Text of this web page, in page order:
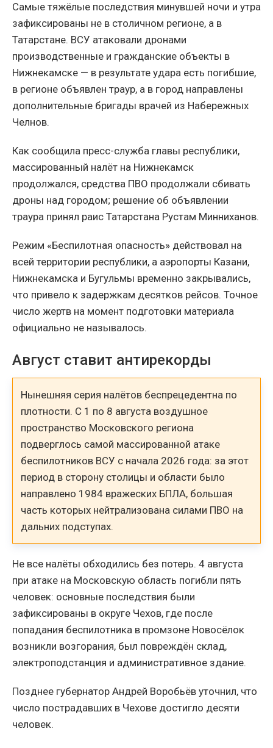
Самые тяжёлые последствия минувшей ночи и утра
зафиксированы не в столичном регионе, а в
Татарстане. ВСУ атаковали дронами
производственные и гражданские объекты в
Нижнекамске — в результате удара есть погибшие,
в регионе объявлен траур, а в город направлены
дополнительные бригады врачей из Набережных
Челнов.
Как сообщила пресс-служба главы республики,
массированный налёт на Нижнекамск
продолжался, средства ПВО продолжали сбивать
дроны над городом; решение об объявлении
траура принял раис Татарстана Рустам Минниханов.
Режим «Беспилотная опасность» действовал на
всей территории республики, а аэропорты Казани,
Нижнекамска и Бугульмы временно закрывались,
что привело к задержкам десятков рейсов. Точное
число жертв на момент подготовки материала
официально не называлось.
Август ставит антирекорды
Нынешняя серия налётов беспрецедентна по
плотности. С 1 по 8 августа воздушное
пространство Московского региона
подверглось самой массированной атаке
беспилотников ВСУ с начала 2026 года: за этот
период в сторону столицы и области было
направлено 1984 вражеских БПЛА, большая
часть которых нейтрализована силами ПВО на
дальних подступах.
Не все налёты обходились без потерь. 4 августа
при атаке на Московскую область погибли пять
человек: основные последствия были
зафиксированы в округе Чехов, где после
попадания беспилотника в промзоне Новосёлок
возникли возгорания, был повреждён склад,
электроподстанция и административное здание.
Позднее губернатор Андрей Воробьёв уточнил, что
число пострадавших в Чехове достигло десяти
человек.